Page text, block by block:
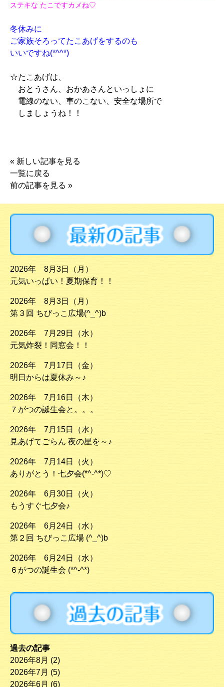
ステキな たこですカメね♡
冬休みに
ご家族そろってたこあげをするのも
いいですね(*^^*)
☆たこあげは、
おとうさん、おかあさんといっしょに
電線のない、車のこない、安全な場所で
しましょうね！！
« 新しい記事を見る
一覧に戻る
前の記事を見る »
2026年 8月3日（月）
元気いっぱい！夏期保育！！
2026年 8月3日（月）
第３回 ちびっこ広場(^_^)b
2026年 7月29日（水）
元気炸裂！同窓会！！
2026年 7月17日（金）
明日からは夏休み～♪
2026年 7月16日（木）
７がつの誕生会と。。。
2026年 7月15日（水）
見あげてごらん 夜の星を～♪
2026年 7月14日（火）
ありがとう！七夕会(*^-^*)♡
2026年 6月30日（火）
もうすぐ七夕会♪
2026年 6月24日（水）
第２回 ちびっこ広場 (^_^)b
2026年 6月24日（水）
６がつの誕生会 (*^-^*)
過去の記事
2026年8月 (2)
2026年7月 (5)
2026年6月 (6)